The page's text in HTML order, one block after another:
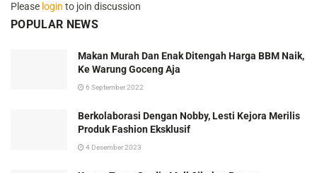
Please login to join discussion
POPULAR NEWS
Makan Murah Dan Enak Ditengah Harga BBM Naik,
Ke Warung Goceng Aja
6 September 2022
Berkolaborasi Dengan Nobby, Lesti Kejora Merilis
Produk Fashion Eksklusif
4 Desember 2023